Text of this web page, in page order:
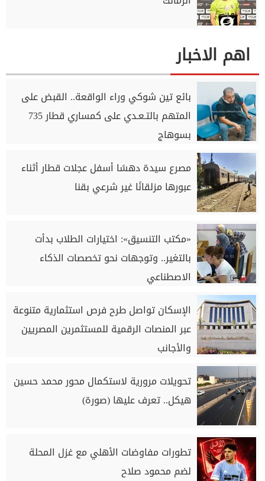
اهم الاخبار
بائع تين شوكي وراء الواقعة.. القبض على
المتهم بالتـعـدي على كمساري قطار 735
بسوهاج
مصرع سيدة دهسًا أسفل عجلات قطار أثناء
عبورها مزلقانًا غير شرعي بقنا
«مكتب التنسيق»: اختيارات الطلاب بدأت
بالتغير.. وتوجهات نحو تخصصات الذكاء
الاصطناعي
الإسكان تواصل طرح فرص استثمارية متنوعة
عبر المنصات الرقمية للمستثمرين المصريين
والأجانب
تحويلات مرورية لاستكمال محور محمد حسين
هيكل.. تعرف عليها (صورة)
تطورات مفاوضات الأهلي مع غزل المحلة
لضم محمود صلاح